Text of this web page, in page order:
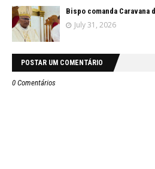
Bispo comanda Caravana
July 31, 2026
POSTAR UM COMENTÁRIO
0 Comentários